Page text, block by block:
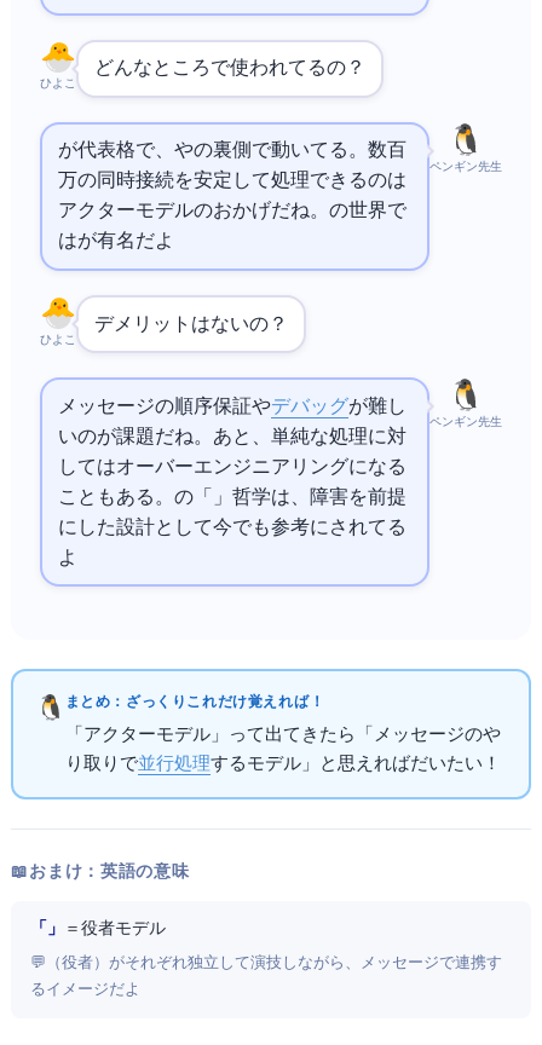
ひよこ
どんなところで使われてるの？
ペンギン先生
が代表格で、WhatsAppやの裏側で動いてる。数百
万の同時接続を安定して処理できるのは
アクターモデルのおかげだね。 の世界で
はAkkaが有名だよ
ひよこ
デメリットはないの？
ペンギン先生
メッセージの順序保証やデバッグが難し
いのが課題だね。あと、単純な処理に対
してはオーバーエンジニアリングになる
こともある。 の「Let it crash」哲学は、障害を前提
にした設計として今でも参考にされてる
よ
まとめ：ざっくりこれだけ覚えればOK！
「アクターモデル」って出てきたら「メッセージのや
り取りで並行処理するモデル」と思えればだいたいOK！
📖 おまけ：英語の意味
「Actor Model」 ＝ 役者モデル
💬 Actor（役者）がそれぞれ独立して演技しながら、メッセージで連携す
るイメージだよ